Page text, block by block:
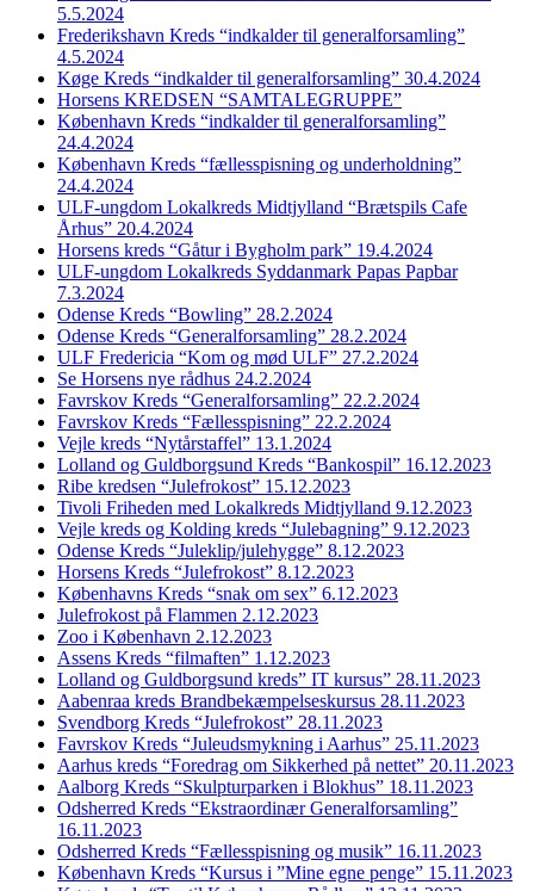
5.5.2024
Frederikshavn Kreds “indkalder til generalforsamling”
4.5.2024
Køge Kreds “indkalder til generalforsamling” 30.4.2024
Horsens KREDSEN “SAMTALEGRUPPE”
København Kreds “indkalder til generalforsamling”
24.4.2024
København Kreds “fællesspisning og underholdning”
24.4.2024
ULF-ungdom Lokalkreds Midtjylland “Brætspils Cafe
Århus” 20.4.2024
Horsens kreds “Gåtur i Bygholm park” 19.4.2024
ULF-ungdom Lokalkreds Syddanmark Papas Papbar
7.3.2024
Odense Kreds “Bowling” 28.2.2024
Odense Kreds “Generalforsamling” 28.2.2024
ULF Fredericia “Kom og mød ULF” 27.2.2024
Se Horsens nye rådhus 24.2.2024
Favrskov Kreds “Generalforsamling” 22.2.2024
Favrskov Kreds “Fællesspisning” 22.2.2024
Vejle kreds “Nytårstaffel” 13.1.2024
Lolland og Guldborgsund Kreds “Bankospil” 16.12.2023
Ribe kredsen “Julefrokost” 15.12.2023
Tivoli Friheden med Lokalkreds Midtjylland 9.12.2023
Vejle kreds og Kolding kreds “Julebagning” 9.12.2023
Odense Kreds “Juleklip/julehygge” 8.12.2023
Horsens Kreds “Julefrokost” 8.12.2023
Københavns Kreds “snak om sex” 6.12.2023
Julefrokost på Flammen 2.12.2023
Zoo i København 2.12.2023
Assens Kreds “filmaften” 1.12.2023
Lolland og Guldborgsund kreds” IT kursus” 28.11.2023
Aabenraa kreds Brandbekæmpelseskursus 28.11.2023
Svendborg Kreds “Julefrokost” 28.11.2023
Favrskov Kreds “Juleudsmykning i Aarhus” 25.11.2023
Aarhus kreds “Foredrag om Sikkerhed på nettet” 20.11.2023
Aalborg Kreds “Skulpturparken i Blokhus” 18.11.2023
Odsherred Kreds “Ekstraordinær Generalforsamling”
16.11.2023
Odsherred Kreds “Fællesspisning og musik” 16.11.2023
København Kreds “Kursus i ”Mine egne penge” 15.11.2023